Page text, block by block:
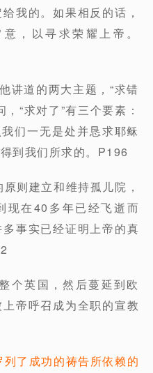
我的。如果相反的话，
，以寻求荣耀上帝。
讲道的两大主题，“求错
“求对了”有三个要素：
们一无是处并恳求耶稣
到我们所求的。P196
则建立和维持孤儿院，
现在40多年已经飞逝而
事实已经证明上帝的真
个英国，然后蔓延到欧
帝呼召成为全职的宣教
列了成功的祷告所依赖的